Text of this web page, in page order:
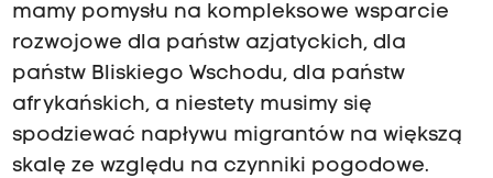
mamy pomysłu na kompleksowe wsparcie
rozwojowe dla państw azjatyckich, dla
państw Bliskiego Wschodu, dla państw
afrykańskich, a niestety musimy się
spodziewać napływu migrantów na większą
skalę ze względu na czynniki pogodowe.